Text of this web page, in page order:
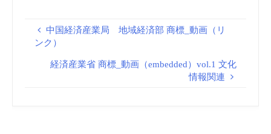
中国経済産業局 地域経済部 商標_動画（リ
ンク）
経済産業省 商標_動画（embedded）vol.1 文化
情報関連